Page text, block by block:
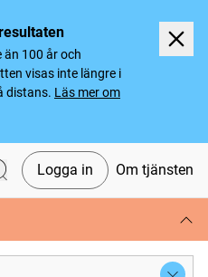
100 år och
visas inte längre i
distans. Läs mer om
Logga in Om tjänsten